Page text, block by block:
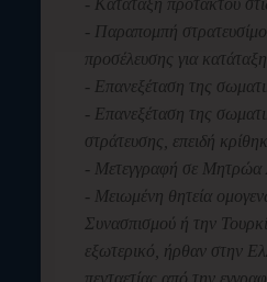
- Κατάταξη πρότακτου
- Παραπομπή
προσέλευσης για
- Επανεξέταση της
- Επανεξέταση της
στράτευσης, επειδή
- Μετεγγραφή σε Μητρώα
- Μειωμένη θητεία
Συνασπισμού ή την
εξωτερικό, ήρθαν στην